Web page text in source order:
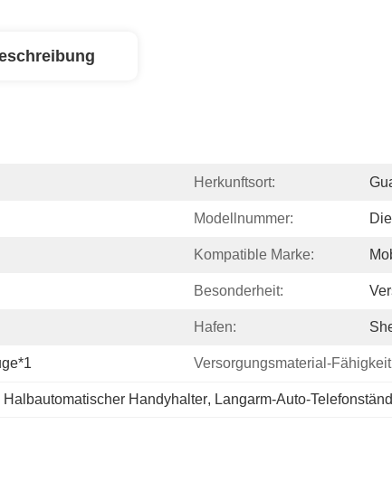
Herkunftsort:
Modellnummer:
Kompatible Marke:
Besonderheit:
Hafen:
Versorgungsmaterial-
Halbautomatischer Handyhalter, Langarm-Auto-